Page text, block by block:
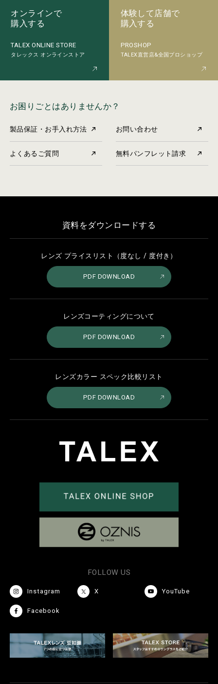
オンラインで
購入する
TALEX ONLINE STORE
タレックス オンラインストア
体験して店舗で
購入する
PROSHOP
TALEX直営店&全国プロショップ
お困りごとはありませんか？
製品保証・お手入れ方法 お問い合わせ
よくあるご質問 無料パンフレット請求
資料をダウンロードする
レンズ プライスリスト（度なし / 度付き）
PDF DOWNLOAD
レンズコーティングについて
PDF DOWNLOAD
レンズカラー スペック比較リスト
PDF DOWNLOAD
FOLLOW US
Instagram X YouTube
Facebook